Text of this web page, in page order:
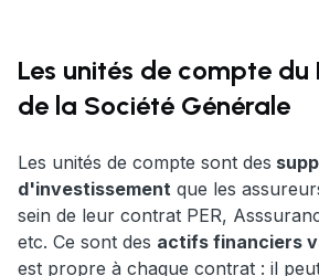
Les unités de compte du
de la Société Générale
Les unités de compte sont des
d'investissement que les
sein de leur contrat PER,
etc. Ce sont des actifs financiers
est propre à chaque contrat : il